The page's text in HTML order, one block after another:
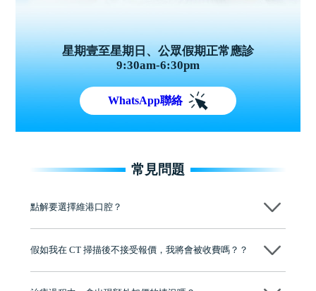
星期壹至星期日、公眾假期正常應診
9:30am-6:30pm
WhatsApp聯絡
常見問題
點解要選擇維港口腔？
維港口腔踐行「醫道濟世」的大學校訓，各分院匯聚來自香港、內地的
牌」、「2025香港企業領袖品牌」，是諾貝爾種植系統全球放心植牙中
至今已服務超過三十個國家和地區的顧客，受到粵港澳大灣區及周邊城
市市民極高的口碑評價及信任推薦 珠海、深圳設有八大分院，香港亦設
假如我在 CT 掃描後不接受報價，我將會被收費嗎？？